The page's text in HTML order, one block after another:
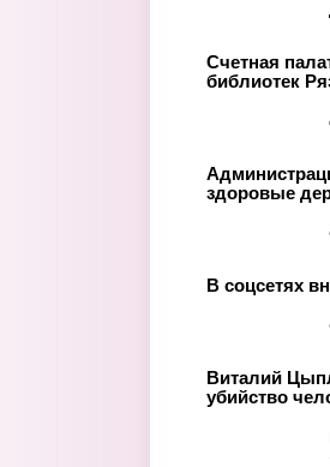
Счетная
библиотек
здоровые
В соцсетях
Виталий
убийство